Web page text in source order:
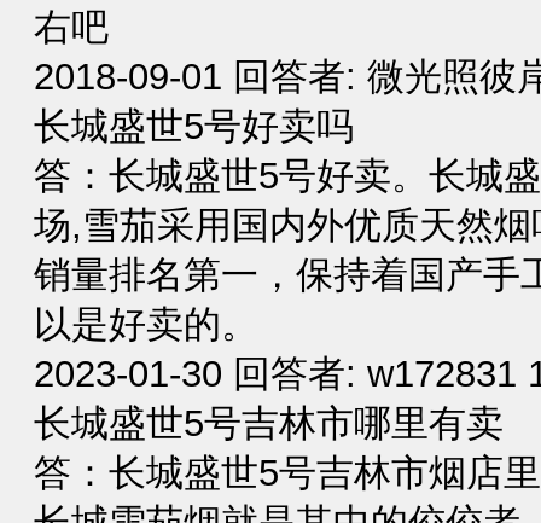
右吧
2018-09-01 回答者: 微光照彼
长城盛世5号好卖吗
答：长城盛世5号好卖。长城
场,雪茄采用国内外优质天然
销量排名第一，保持着国产手
以是好卖的。
2023-01-30 回答者: w172831
长城盛世5号吉林市哪里有卖
答：长城盛世5号吉林市烟店